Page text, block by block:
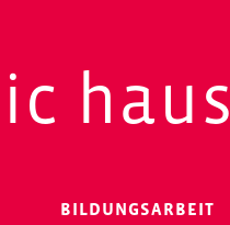
haus
BILDUNGSARBEIT